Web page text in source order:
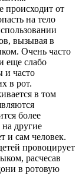
происходит от
на тело
вызывая в
Очень часто
еще слабо
и часто
в рот.
в том
более
другие
и сам человек.
провоцирует
расчесав
в ротовую